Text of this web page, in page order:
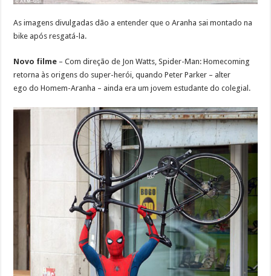
As imagens divulgadas dão a entender que o Aranha sai montado na
bike após resgatá-la.
Novo filme – Com direção de Jon Watts, Spider-Man: Homecoming
retorna às origens do super-herói, quando Peter Parker – alter
ego do Homem-Aranha – ainda era um jovem estudante do colegial.